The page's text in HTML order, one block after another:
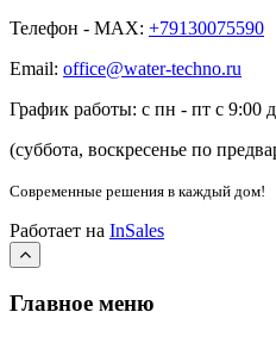
Телефон - MAX: +79130075590
Email: office@water-techno.ru
График работы: с пн - пт с 9:00
(суббота, воскресенье по
Современные решения в каждый дом!
Работает на InSales
Главное меню